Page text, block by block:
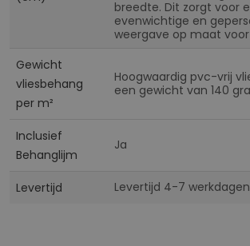
breedte. Dit zorgt voor
evenwichtige en
weergave op maat
Gewicht
vliesbehang
per m²
Hoogwaardig pvc-vrij
een gewicht van 140
Inclusief
Behanglijm
Ja
Levertijd Levertijd 4-7 werkdagen